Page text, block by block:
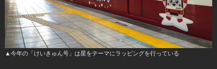
▲今年の「けいきゅん号」は星をテーマにラッピングを行っている